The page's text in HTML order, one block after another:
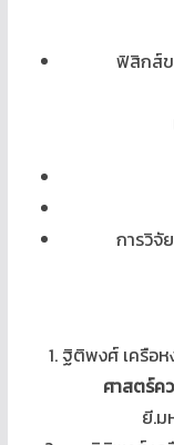
ฟิสิกส์ข
การวิจั
ฐิติพงศ์ เครือห
ศาสตร์ค
ยี.ม